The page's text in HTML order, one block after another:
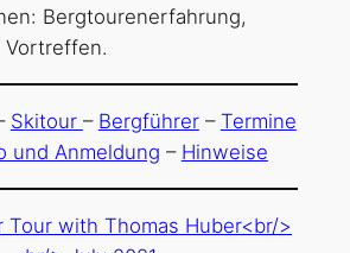
Bergtourenerfahrung,
Vortreffen.
Skitour – Bergführer– Termine
und Anmeldung – Hinweise